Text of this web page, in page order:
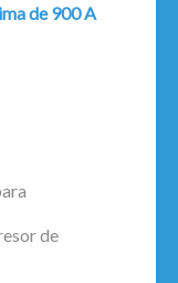
de 900 A
de